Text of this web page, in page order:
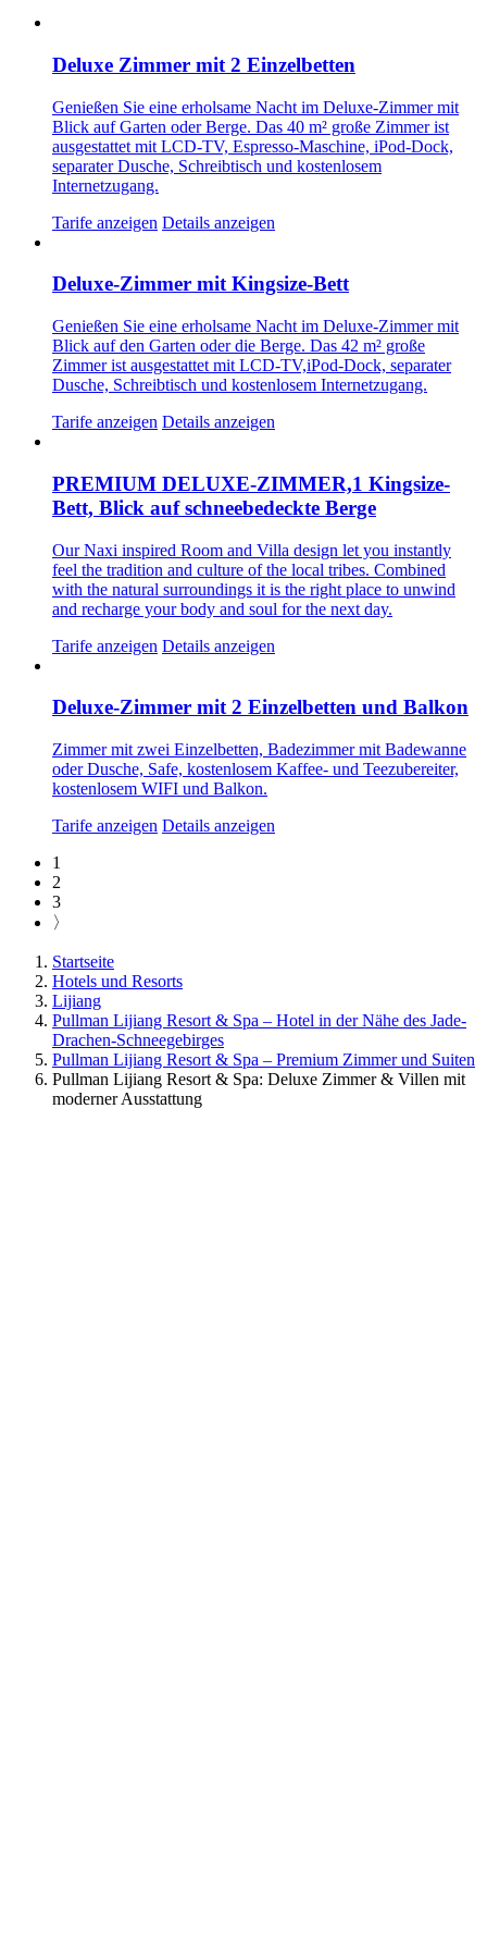
Deluxe Zimmer mit 2 Einzelbetten
Genießen Sie eine erholsame Nacht im Deluxe-Zimmer mit
Blick auf Garten oder Berge. Das 40 m² große Zimmer ist
ausgestattet mit LCD-TV, Espresso-Maschine, iPod-Dock,
separater Dusche, Schreibtisch und kostenlosem
Internetzugang.
Tarife anzeigen Details anzeigen
Deluxe-Zimmer mit Kingsize-Bett
Genießen Sie eine erholsame Nacht im Deluxe-Zimmer mit
Blick auf den Garten oder die Berge. Das 42 m² große
Zimmer ist ausgestattet mit LCD-TV,iPod-Dock, separater
Dusche, Schreibtisch und kostenlosem Internetzugang.
Tarife anzeigen Details anzeigen
PREMIUM DELUXE-ZIMMER,1 Kingsize-
Bett, Blick auf schneebedeckte Berge
Our Naxi inspired Room and Villa design let you instantly
feel the tradition and culture of the local tribes. Combined
with the natural surroundings it is the right place to unwind
and recharge your body and soul for the next day.
Tarife anzeigen Details anzeigen
Deluxe-Zimmer mit 2 Einzelbetten und Balkon
Zimmer mit zwei Einzelbetten, Badezimmer mit Badewanne
oder Dusche, Safe, kostenlosem Kaffee- und Teezubereiter,
kostenlosem WIFI und Balkon.
Tarife anzeigen Details anzeigen
1
2
3
〉
Startseite
Hotels und Resorts
Lijiang
Pullman Lijiang Resort & Spa – Hotel in der Nähe des Jade-
Drachen-Schneegebirges
Pullman Lijiang Resort & Spa – Premium Zimmer und Suiten
Pullman Lijiang Resort & Spa: Deluxe Zimmer & Villen mit
moderner Ausstattung